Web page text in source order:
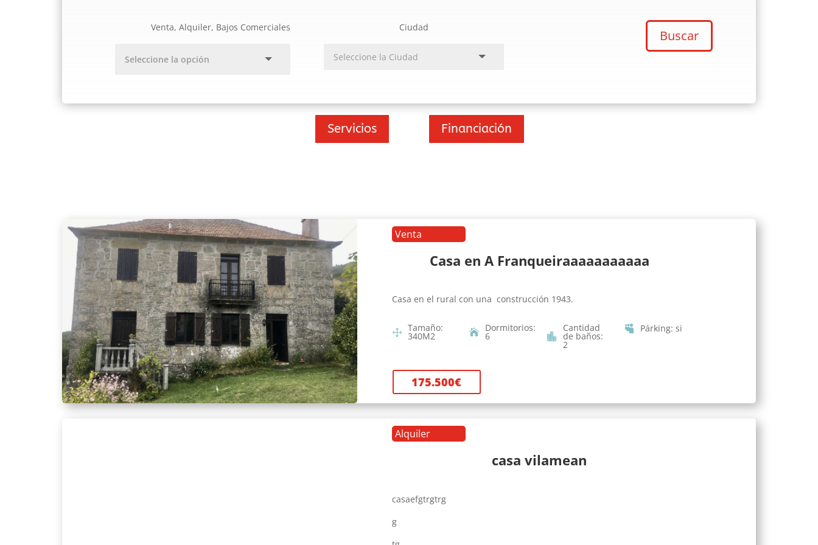
Venta, Alquiler, Bajos Comerciales Ciudad
Buscar
Servicios Financiación
Venta
Casa en A Franqueiraaaaaaaaaaa
Casa en el rural con una construcción 1943.
Tamaño:
340M2
Dormitorios:
6
Cantidad
de baños:
2
Párking:si
175.500€
Alquiler
casa vilamean
casaefgtrgtrg
g